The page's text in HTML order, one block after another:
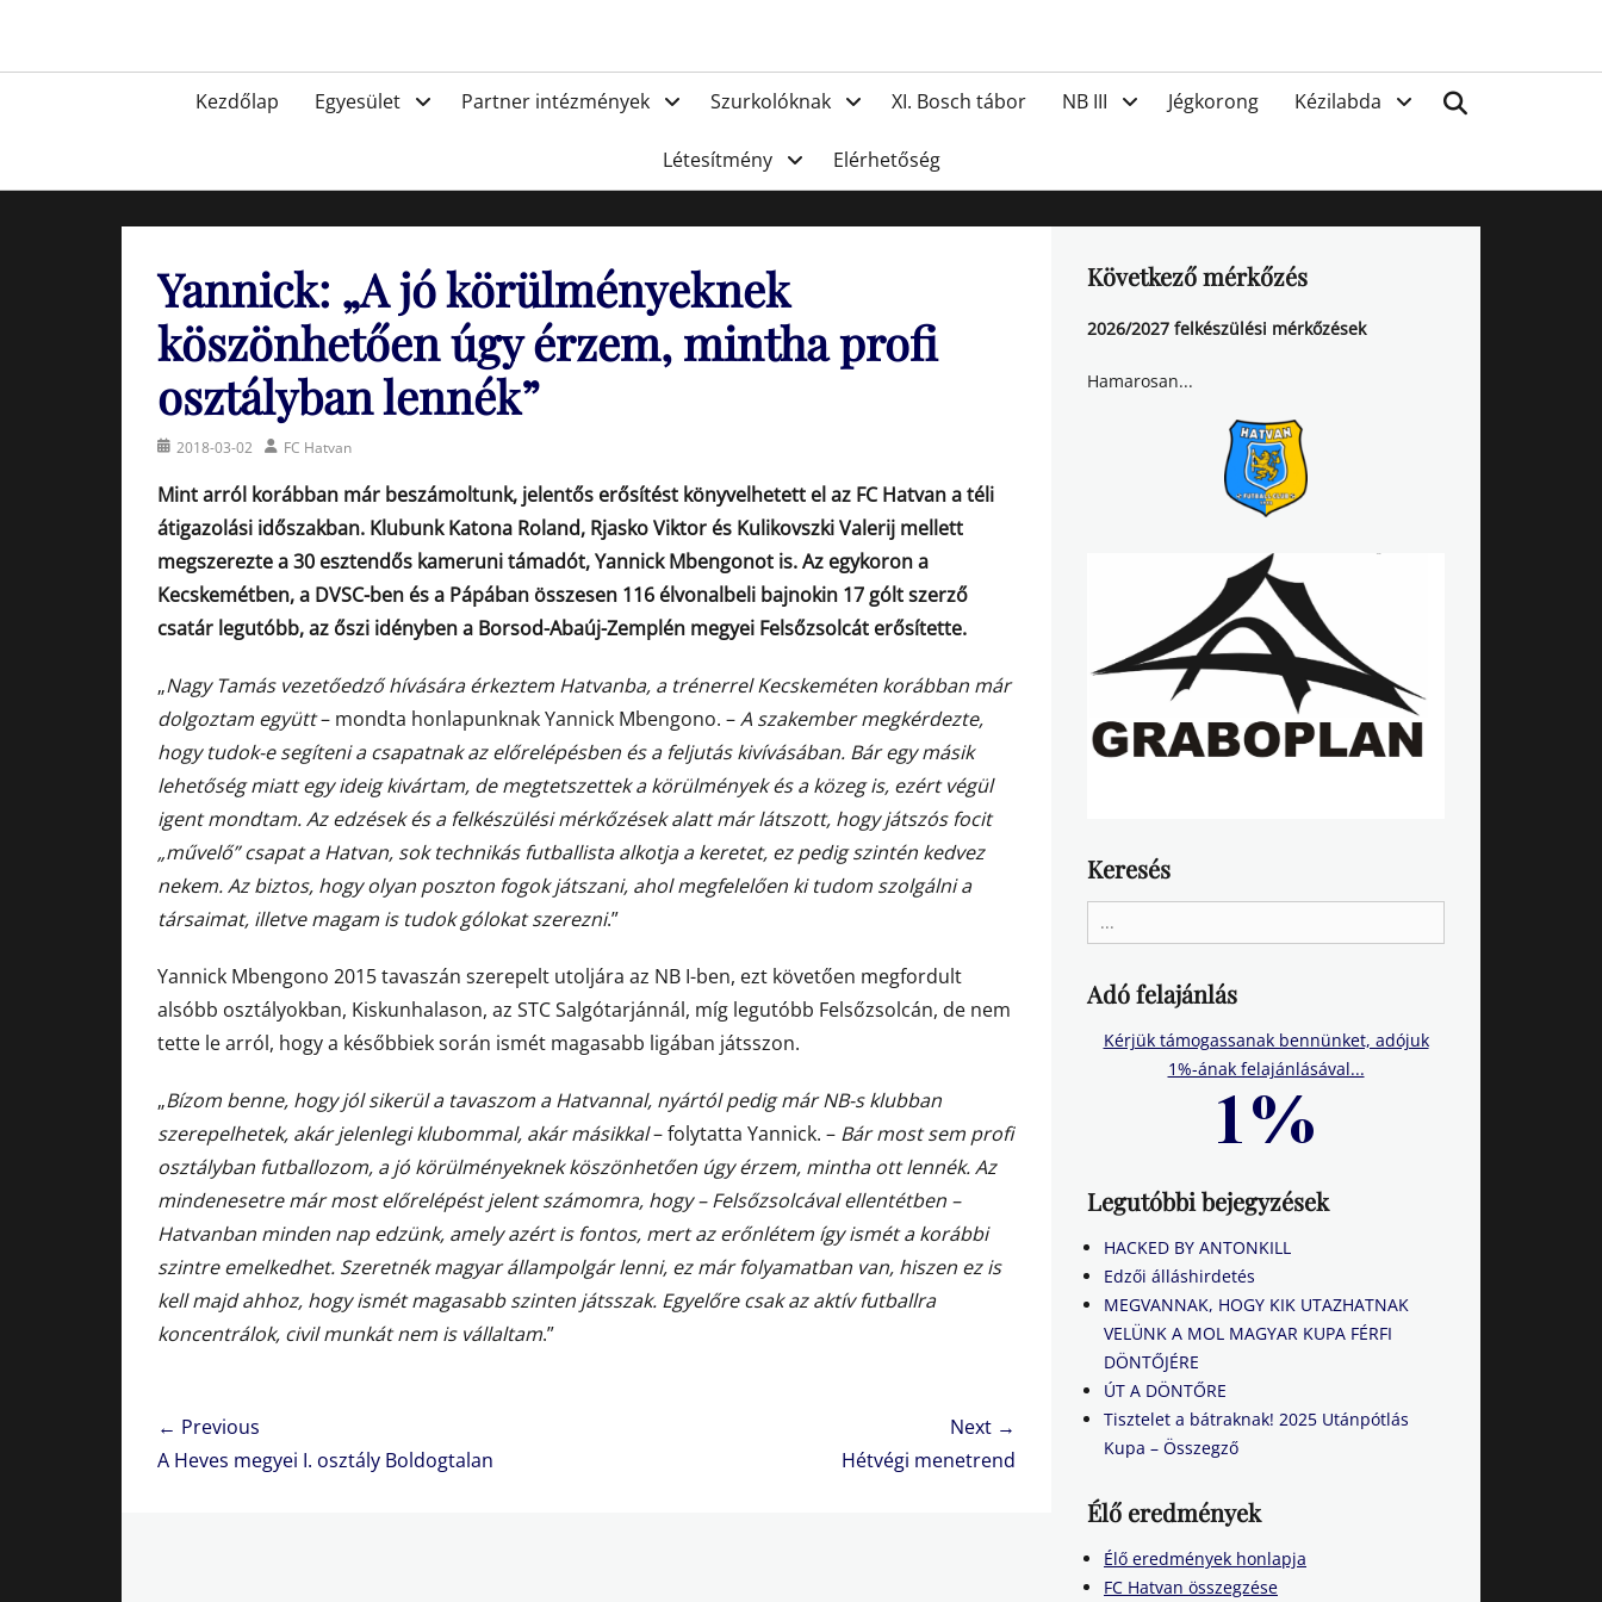
FC Hatvan
PrimaryKezdőlap Egyesület Partner intézmények Szurkolóknak XI. Bosch tábor NB III Jégkorong Kézilabda
Létesítmény Elérhetőség
Yannick: „A jó körülményeknek
köszönhetően úgy érzem, mintha profi
osztályban lennék”
Posted2018-03-02 AuthorFC Hatvan
Mint arról korábban már beszámoltunk, jelentős erősítést könyvelhetett el az FC Hatvan a téli
átigazolási időszakban. Klubunk Katona Roland, Rjasko Viktor és Kulikovszki Valerij mellett
megszerezte a 30 esztendős kameruni támadót, Yannick Mbengonot is. Az egykoron a
Kecskemétben, a DVSC-ben és a Pápában összesen 116 élvonalbeli bajnokin 17 gólt szerző
csatár legutóbb, az őszi idényben a Borsod-Abaúj-Zemplén megyei Felsőzsolcát erősítette.
„Nagy Tamás vezetőedző hívására érkeztem Hatvanba, a trénerrel Kecskeméten korábban már
dolgoztam együtt– mondta honlapunknak Yannick Mbengono. –A szakember megkérdezte,
hogy tudok-e segíteni a csapatnak az előrelépésben és a feljutás kivívásában. Bár egy másik
lehetőség miatt egy ideig kivártam, de megtetszettek a körülmények és a közeg is, ezért végül
igent mondtam. Az edzések és a felkészülési mérkőzések alatt már látszott, hogy játszós focit
„művelő” csapat a Hatvan, sok technikás futballista alkotja a keretet, ez pedig szintén kedvez
nekem. Az biztos, hogy olyan poszton fogok játszani, ahol megfelelően ki tudom szolgálni a
társaimat, illetve magam is tudok gólokat szerezni.”
Yannick Mbengono 2015 tavaszán szerepelt utoljára az NB I-ben, ezt követően megfordult
alsóbb osztályokban, Kiskunhalason, az STC Salgótarjánnál, míg legutóbb Felsőzsolcán, de nem
tette le arról, hogy a későbbiek során ismét magasabb ligában játsszon.
„Bízom benne, hogy jól sikerül a tavaszom a Hatvannal, nyártól pedig már NB-s klubban
szerepelhetek, akár jelenlegi klubommal, akár másikkal– folytatta Yannick. – Bár most sem profi
osztályban futballozom, a jó körülményeknek köszönhetően úgy érzem, mintha ott lennék. Az
mindenesetre már most előrelépést jelent számomra, hogy – Felsőzsolcával ellentétben –
Hatvanban minden nap edzünk, amely azért is fontos, mert az erőnlétem így ismét a korábbi
szintre emelkedhet. Szeretnék magyar állampolgár lenni, ez már folyamatban van, hiszen ez is
kell majd ahhoz, hogy ismét magasabb szinten játsszak. Egyelőre csak az aktív futballra
koncentrálok, civil munkát nem is vállaltam.”
Bejegyzés
navigáció
← Previous
Previous
A Heves megyei I. osztály Boldogtalan
Next →
Hétvégi menetrend
Következő mérkőzés
2026/2027 felkészülési mérkőzések
Hamarosan...
Keresés
for:
Adó felajánlás
Kérjük támogassanak bennünket, adójuk
1%-ának felajánlásával...
Legutóbbi bejegyzések
HACKED BY ANTONKILL
Edzői álláshirdetés
MEGVANNAK, HOGY KIK UTAZHATNAK
VELÜNK A MOL MAGYAR KUPA FÉRFI
DÖNTŐJÉRE
ÚT A DÖNTŐRE
Tisztelet a bátraknak! 2025 Utánpótlás
Kupa – Összegző
Élő eredmények
Élő eredmények honlapja
FC Hatvan összegzése